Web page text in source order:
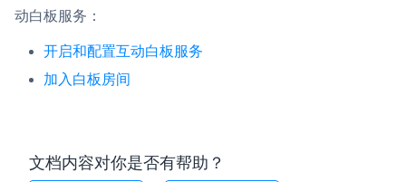
动白板服务：
开启和配置互动白板服务
加入白板房间
文档内容对你是否有帮助？